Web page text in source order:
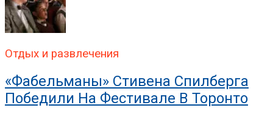
Отдых и развлечения
«Фабельманы» Стивена Спилберга
Победили На Фестивале В Торонто